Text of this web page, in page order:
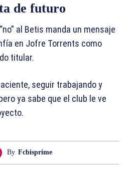
de futuro
al Betis manda un mensaje
en Jofre Torrents como
titular.
seguir trabajando y
ya sabe que el club le ve
By Fcbisprime